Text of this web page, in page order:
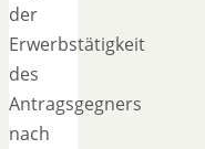
der
Erwerbstätigkeit
des
Antragsgegners
nach